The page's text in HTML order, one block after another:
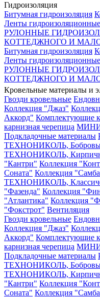
Гидроизоляция
Битумная гидроизоляция
Ленты гидроизоляционные
РУЛОННЫЕ
КОТТЕДЖНОГО И
Битумная гидроизоляция
Ленты гидроизоляционные
РУЛОННЫЕ
КОТТЕДЖНОГО И
Кровельные материалы и
Гвозди кровельные
Коллекция "Джаз"
Аккорд" Комплектующие к
карнизная черепица МИНИ
Подкладочные материалы
ТЕХНОНИКОЛЬ,
ТЕХНОНИКОЛЬ,
"Кантри" Коллекция
Соната" Коллекция
ТЕХНОНИКОЛЬ,
"Фазенда" Коллекция
"Атлантика" Коллекция
"Фокстрот" Вентиляция
Гвозди кровельные
Коллекция "Джаз"
Аккорд" Комплектующие к
карнизная черепица МИНИ
Подкладочные материалы
ТЕХНОНИКОЛЬ,
ТЕХНОНИКОЛЬ,
"Кантри" Коллекция
Соната" Коллекция